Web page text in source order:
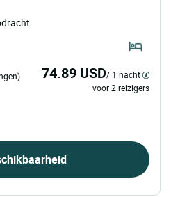
74.89 USD/ 1 nacht
voor 2 reizigers